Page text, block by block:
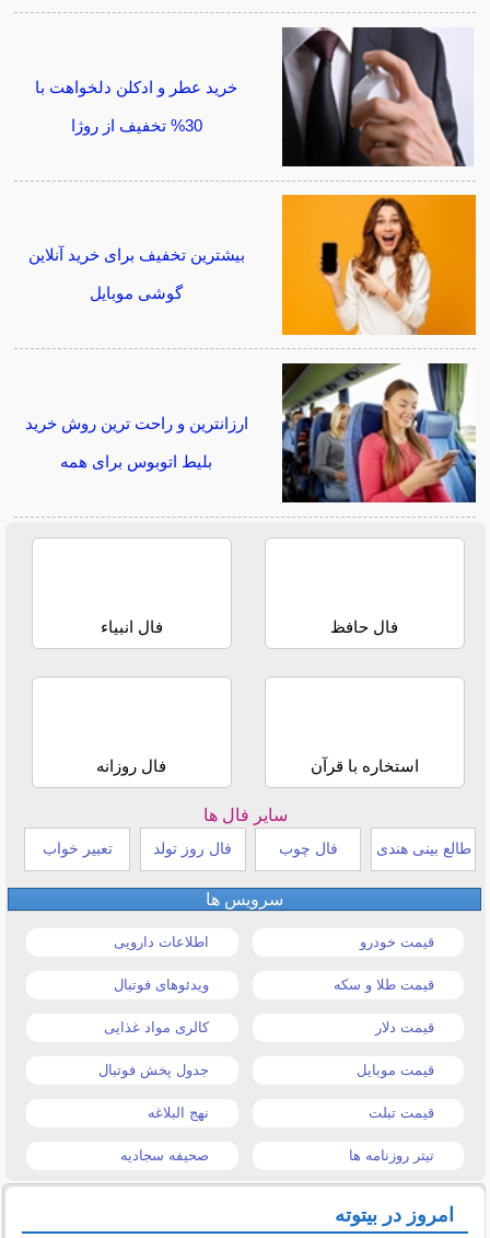
خرید عطر و ادکلن دلخواهت با
30% تخفیف از روژا
بیشترین تخفیف برای خرید آنلاین
گوشی موبایل
ارزانترین و راحت ترین روش خرید
بلیط اتوبوس برای همه
فال حافظ فال انبیاء
استخاره با قرآن فال روزانه
سایر فال ها
طالع بینی هندی فال چوب فال روز تولد تعبیر خواب
سرویس ها
قیمت خودرو اطلاعات دارویی
قیمت طلا و سکه ویدئوهای فوتبال
قیمت دلار کالری مواد غذایی
قیمت موبایل جدول پخش فوتبال
قیمت تبلت نهج البلاغه
تیتر روزنامه ها صحیفه سجادیه
امروز در بیتوته